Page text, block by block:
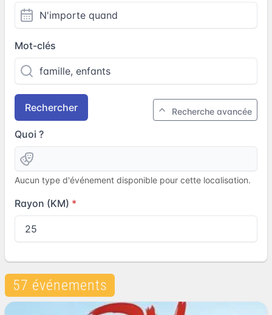
Mot-clés
Rechercher Recherche avancée
Quoi ?
Aucun type d'événement disponible pour cette localisation.
Rayon (KM)
57 événements